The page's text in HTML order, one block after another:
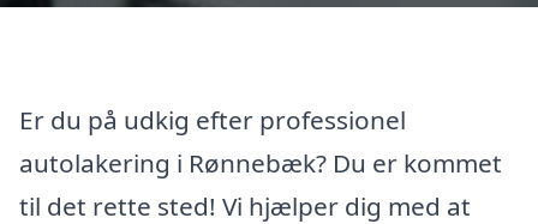
Er du på udkig efter professionel
autolakering i Rønnebæk? Du er kommet
til det rette sted! Vi hjælper dig med at